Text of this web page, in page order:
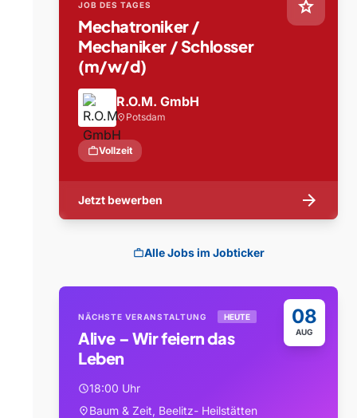
star
JOB DES TAGES
Mechatroniker /
Mechaniker / Schlosser
(m/w/d)
R.O.M. GmbH
location_on Potsdam
workVollzeit
Jetzt bewerben arrow_forward
workAlle Jobs im Jobticker
08
AUG
NÄCHSTE VERANSTALTUNG HEUTE
Alive – Wir feiern das
Leben
schedule18:00 Uhr
location_onBaum & Zeit, Beelitz- Heilstätten